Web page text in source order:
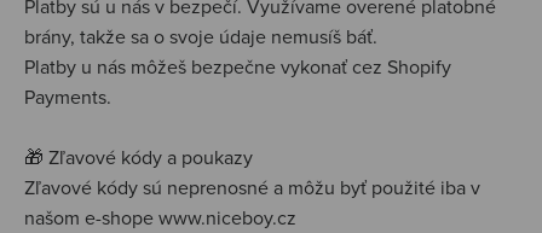
Platby sú u nás v bezpečí. Využívame overené platobné
brány, takže sa o svoje údaje nemusíš báť.
Platby u nás môžeš bezpečne vykonať cez Shopify
Payments.
🎁 Zľavové kódy a poukazy
Zľavové kódy sú neprenosné a môžu byť použité iba v
našom e-shope www.niceboy.cz